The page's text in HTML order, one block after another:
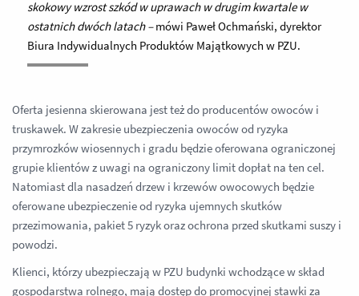
skokowy wzrost szkód w uprawach w drugim kwartale w
ostatnich dwóch latach –mówi Paweł Ochmański, dyrektor
Biura Indywidualnych Produktów Majątkowych w PZU.
Oferta jesienna skierowana jest też do producentów owoców i
truskawek. W zakresie ubezpieczenia owoców od ryzyka
przymrozków wiosennych i gradu będzie oferowana ograniczonej
grupie klientów z uwagi na ograniczony limit dopłat na ten cel.
Natomiast dla nasadzeń drzew i krzewów owocowych będzie
oferowane ubezpieczenie od ryzyka ujemnych skutków
przezimowania, pakiet 5 ryzyk oraz ochrona przed skutkami suszy i
powodzi.
Klienci, którzy ubezpieczają w PZU budynki wchodzące w skład
gospodarstwa rolnego, mają dostęp do promocyjnej stawki za